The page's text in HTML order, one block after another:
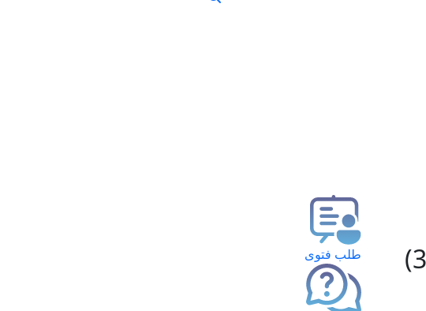
شهد (24) عملية إرهابية هزت (13) دولة وأسقطت (307)
طلب فتوى